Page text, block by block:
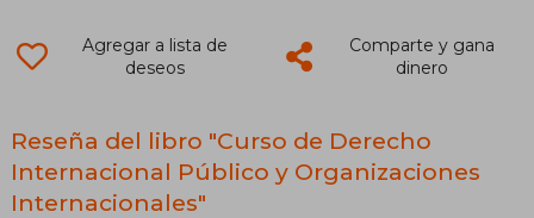
Agregar a lista de
deseos
Comparte y gana
dinero
Reseña del libro "Curso de Derecho
Internacional Público y Organizaciones
Internacionales"